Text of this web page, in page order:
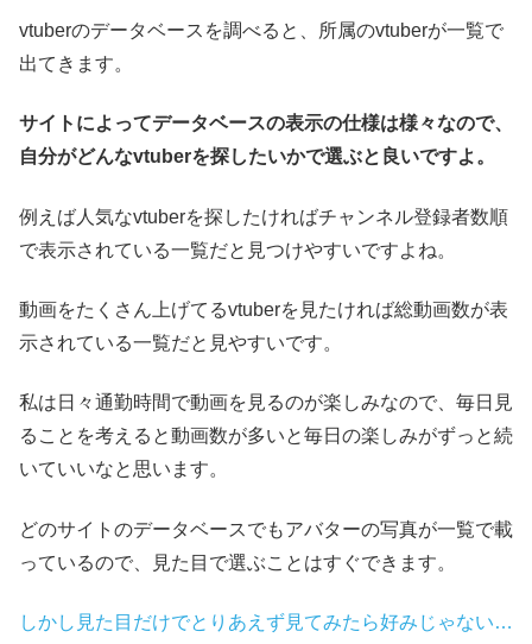
vtuberのデータベースを調べると、所属のvtuberが一覧で
出てきます。
サイトによってデータベースの表示の仕様は様々なので、
自分がどんなvtuberを探したいかで選ぶと良いですよ。
例えば人気なvtuberを探したければチャンネル登録者数順
で表示されている一覧だと見つけやすいですよね。
動画をたくさん上げてるvtuberを見たければ総動画数が表
示されている一覧だと見やすいです。
私は日々通勤時間で動画を見るのが楽しみなので、毎日見
ることを考えると動画数が多いと毎日の楽しみがずっと続
いていいなと思います。
どのサイトのデータベースでもアバターの写真が一覧で載
っているので、見た目で選ぶことはすぐできます。
しかし見た目だけでとりあえず見てみたら好みじゃない…